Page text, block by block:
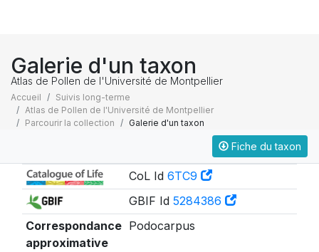
Galerie d'un taxon
Atlas de Pollen de l'Université de Montpellier
Accueil
Suivis long-terme
Atlas de Pollen de l'Université de Montpellier
Parcourir la collection
Galerie d'un taxon
Fiche du taxon
CoL Id 6TC9
GBIF Id 5284386
Correspondance
approximative
Podocarpus